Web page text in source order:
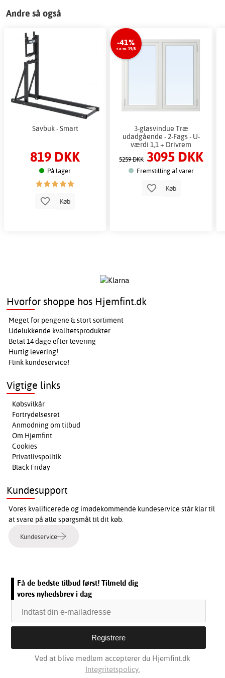
Andre så også
Savbuk - Smart
819 DKK
På lager
Køb
-41%
t.o.m. 15/8
3-glasvindue Træ
udadgående - 2-Fags - U-
værdi 1,1 + Drivrem
5259 DKK 3095 DKK
Fremstilling af varer
Køb
Hvorfor shoppe hos Hjemfint.dk
Meget for pengene & stort sortiment
Udelukkende kvalitetsprodukter
Betal 14 dage efter levering
Hurtig levering!
Flink kundeservice!
Vigtige links
Købsvilkår
Fortrydelsesret
Anmodning om tilbud
Om Hjemfint
Cookies
Privatlivspolitik
Black Friday
Kundesupport
Vores kvalificerede og imødekommende kundeservice står klar til
at svare på alle spørgsmål til dit køb.
Kundeservice
Få de bedste tilbud først! Tilmeld dig
vores nyhedsbrev i dag
Ved at blive medlem accepterer du Hjemfint.dk
Integritetspolicy.